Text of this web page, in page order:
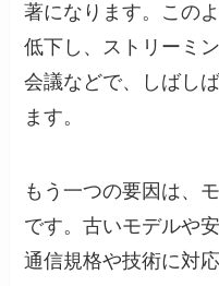
著になります。この
低下し、ストリーミ
会議などで、しばし
ます。
もう一つの要因は、
です。古いモデルや
通信規格や技術に対